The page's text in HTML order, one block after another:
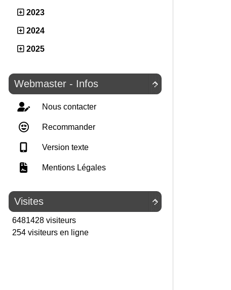
2023
2024
2025

Webmaster - Infos
Nous contacter
Recommander
Version texte
Mentions Légales

Visites
6481428 visiteurs
254 visiteurs en ligne